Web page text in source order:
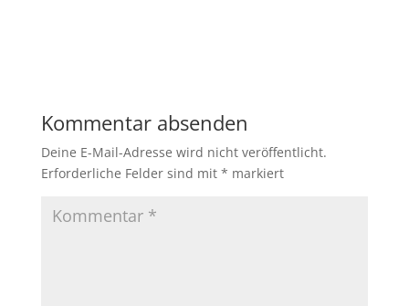
Kommentar absenden
Deine E-Mail-Adresse wird nicht veröffentlicht.
Erforderliche Felder sind mit * markiert